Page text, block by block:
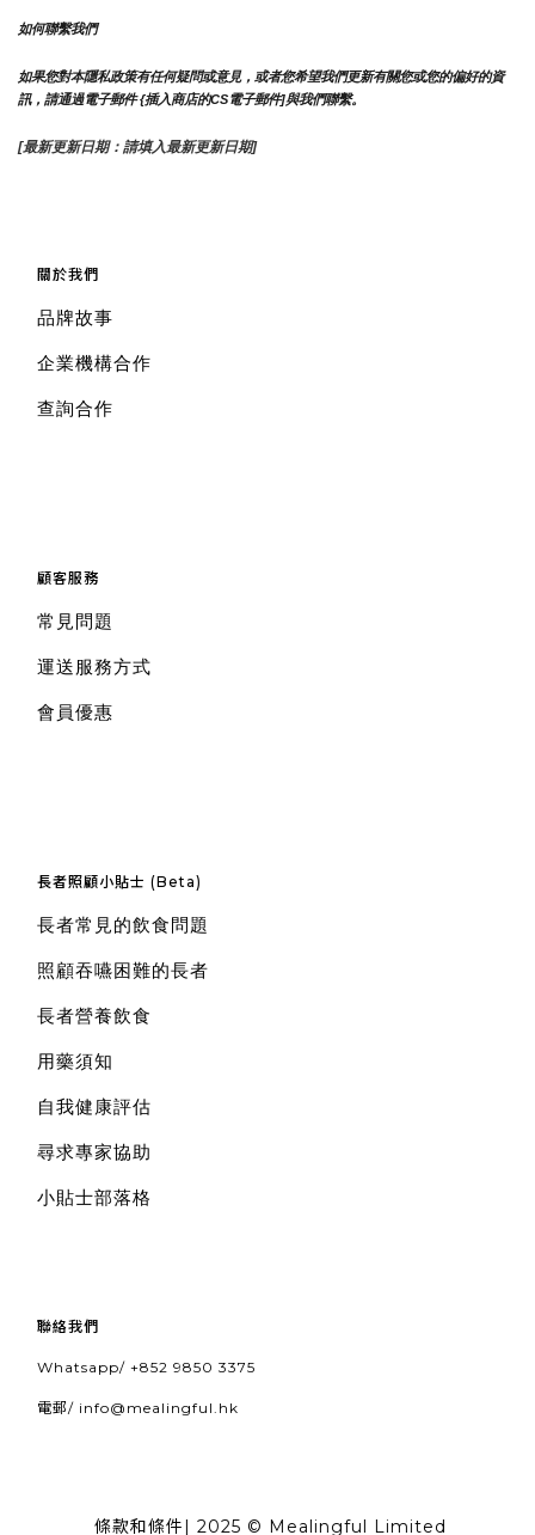
如何聯繫我們
如果您對本隱私政策有任何疑問或意見，或者您希望我們更新有關您或您的偏好的資
訊，請通過電子郵件 {插入商店的CS電子郵件]與我們聯繫。
[最新更新日期：請填入最新更新日期]
關於我們
品牌故事
企業機構合作
查詢合作
顧客服務
常見問題
運送服務方式
會員優惠
長者照顧小貼士 (Beta)
長者常見的飲食問題
照顧吞嚥困難的長者
長者營養飲食
用藥須知
自我健康評估
尋求專家協助
小貼士部落格
聯絡我們
Whatsapp/ +852 9850 3375
電郵/ info@mealingful.hk
條款和條件| 2025 © Mealingful Limited